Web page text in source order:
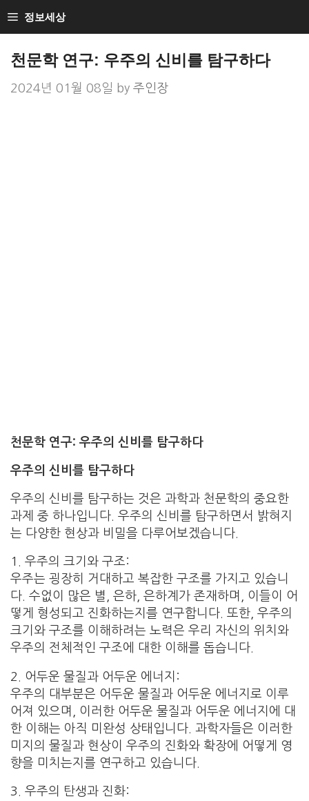
to
정보세상
천문학 연구: 우주의 신비를 탐구하다
2024년 01월 08일 by 주인장
천문학 연구: 우주의 신비를 탐구하다
우주의 신비를 탐구하다
우주의 신비를 탐구하는 것은 과학과 천문학의 중요한
과제 중 하나입니다. 우주의 신비를 탐구하면서 밝혀지
는 다양한 현상과 비밀을 다루어보겠습니다.
1. 우주의 크기와 구조:
우주는 굉장히 거대하고 복잡한 구조를 가지고 있습니
다. 수없이 많은 별, 은하, 은하계가 존재하며, 이들이 어
떻게 형성되고 진화하는지를 연구합니다. 또한, 우주의
크기와 구조를 이해하려는 노력은 우리 자신의 위치와
우주의 전체적인 구조에 대한 이해를 돕습니다.
2. 어두운 물질과 어두운 에너지:
우주의 대부분은 어두운 물질과 어두운 에너지로 이루
어져 있으며, 이러한 어두운 물질과 어두운 에너지에 대
한 이해는 아직 미완성 상태입니다. 과학자들은 이러한
미지의 물질과 현상이 우주의 진화와 확장에 어떻게 영
향을 미치는지를 연구하고 있습니다.
3. 우주의 탄생과 진화: